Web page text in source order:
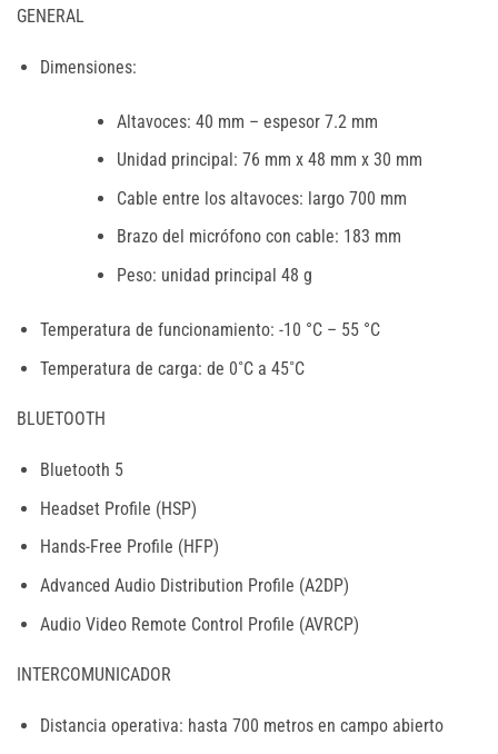
GENERAL
Dimensiones:
Altavoces: 40 mm – espesor 7.2 mm
Unidad principal: 76 mm x 48 mm x 30 mm
Cable entre los altavoces: largo 700 mm
Brazo del micrófono con cable: 183 mm
Peso: unidad principal 48 g
Temperatura de funcionamiento: -10 °C – 55 °C
Temperatura de carga: de 0˚C a 45˚C
BLUETOOTH
Bluetooth 5
Headset Profile (HSP)
Hands-Free Profile (HFP)
Advanced Audio Distribution Profile (A2DP)
Audio Video Remote Control Profile (AVRCP)
INTERCOMUNICADOR
Distancia operativa: hasta 700 metros en campo abierto